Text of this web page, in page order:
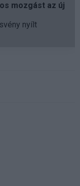
mozgást az új
nyílt